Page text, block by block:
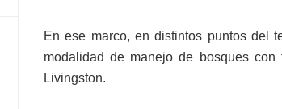
En ese marco, en distintos puntos del
modalidad de manejo de bosques
Livingston.